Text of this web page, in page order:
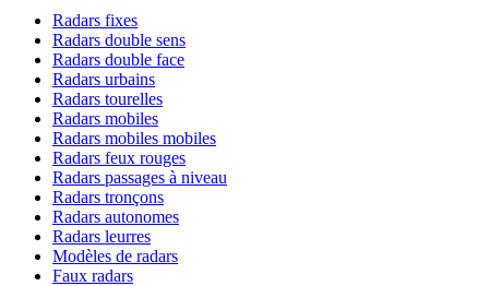
Radars fixes
Radars double sens
Radars double face
Radars urbains
Radars tourelles
Radars mobiles
Radars mobiles mobiles
Radars feux rouges
Radars passages à niveau
Radars tronçons
Radars autonomes
Radars leurres
Modèles de radars
Faux radars